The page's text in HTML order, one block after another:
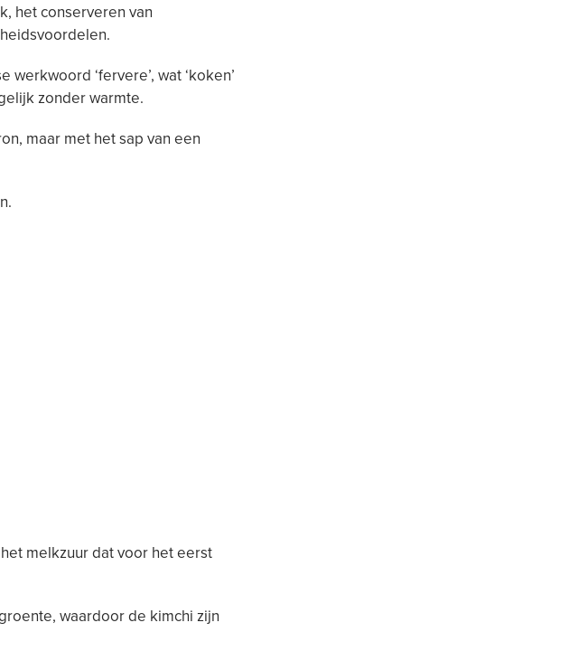
het conserveren van
‘fervere’, wat ‘koken’
zonder warmte.
maar met het sap van een
melkzuur dat voor het eerst
waardoor de kimchi zijn